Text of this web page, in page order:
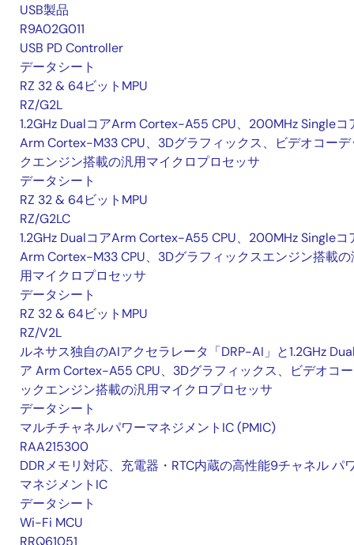
USB製品
R9A02G011
USB PD Controller
データシート
RZ 32 & 64ビットMPU
RZ/G2L
1.2GHz DualコアArm Cortex-A55 CPU、200MHz Singleコ
Arm Cortex-M33 CPU、3Dグラフィックス、ビデオコーデ
クエンジン搭載の汎用マイクロプロセッサ
データシート
RZ 32 & 64ビットMPU
RZ/G2LC
1.2GHz DualコアArm Cortex-A55 CPU、200MHz Singleコ
Arm Cortex-M33 CPU、3Dグラフィックスエンジン搭載の
用マイクロプロセッサ
データシート
RZ 32 & 64ビットMPU
RZ/V2L
ルネサス独自のAIアクセラレータ「DRP-AI」と1.2GHz
ア Arm Cortex-A55 CPU、3Dグラフィックス、ビデオコ
ックエンジン搭載の汎用マイクロプロセッサ
データシート
マルチチャネルパワーマネジメントIC (PMIC)
RAA215300
DDRメモリ対応、充電器・RTC内蔵の高性能9チャネル パ
マネジメントIC
データシート
Wi-Fi MCU
RRQ61051